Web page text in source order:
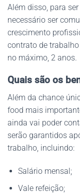
Além disso, para
necessário ser
crescimento
contrato de
no máximo, 2 anos.
Quais são os
Além da chance
food mais
ainda vai poder
serão garantidos
trabalho, incluindo:
Salário mensal;
Vale refeição;